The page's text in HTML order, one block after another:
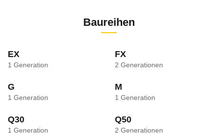
Baureihen
EX
1 Generation
FX
2 Generationen
G
1 Generation
M
1 Generation
Q30
1 Generation
Q50
2 Generationen